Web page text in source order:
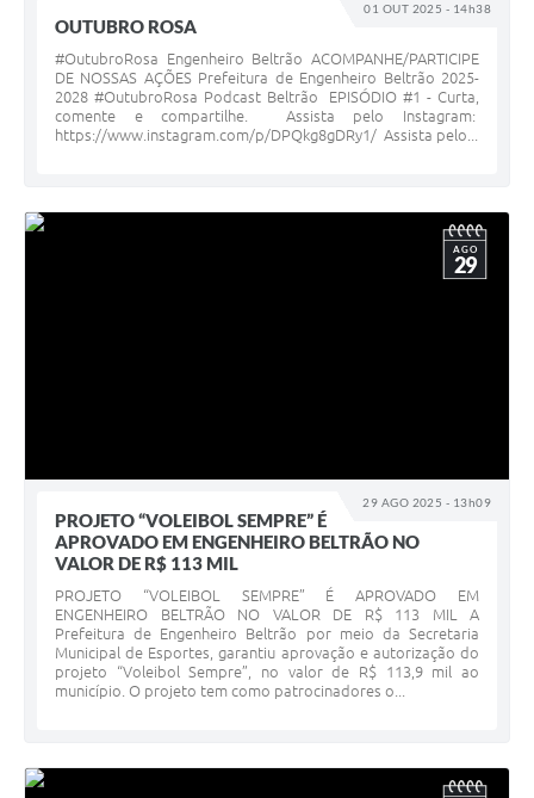
Contas Públicas
Links
Telefones Úteis
01 OUT 2025 - 14h38
OUTUBRO ROSA
#OutubroRosa Engenheiro Beltrão ACOMPANHE/PARTICIPE
DE NOSSAS AÇÕES Prefeitura de Engenheiro Beltrão 2025-
2028 #OutubroRosa Podcast Beltrão EPISÓDIO #1 - Curta,
comente e compartilhe. Assista pelo Instagram:
https://www.instagram.com/p/DPQkg8gDRy1/ Assista pelo...
29 AGO 2025 - 13h09
AGO
29
PROJETO “VOLEIBOL SEMPRE” É
APROVADO EM ENGENHEIRO BELTRÃO NO
VALOR DE R$ 113 MIL
PROJETO “VOLEIBOL SEMPRE” É APROVADO EM
ENGENHEIRO BELTRÃO NO VALOR DE R$ 113 MIL A
Prefeitura de Engenheiro Beltrão por meio da Secretaria
Municipal de Esportes, garantiu aprovação e autorização do
projeto “Voleibol Sempre”, no valor de R$ 113,9 mil ao
município. O projeto tem como patrocinadores o...